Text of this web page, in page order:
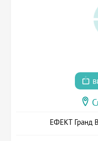
ЕФЕКТ Гранд